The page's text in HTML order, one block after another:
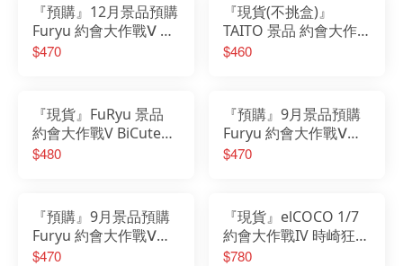
『預購』12月景品預購
Furyu 約會大作戰Ⅴ 夏
日洋裝 星宮六喰
$470
『現貨(不挑盒)』
TAITO 景品 約會大作
戰 IV Aqua Float Girls
$460
『現貨』FuRyu 景品
約會大作戰V BiCute
Pure 公仔 星宮六喰
$480
『預購』9月景品預購
Furyu 約會大作戰Ⅴ
Summer Dress公仔
$470
『預購』9月景品預購
Furyu 約會大作戰Ⅴ
Summer Dress公仔
$470
『現貨』elCOCO 1/7
約會大作戰IV 時崎狂三
水手泳衣Ver. PVC完成
$780